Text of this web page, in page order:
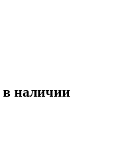
в наличии